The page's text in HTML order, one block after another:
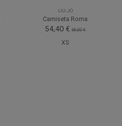
LIU-JO
Camiseta Roma
54,40 € 68,00 €
XS